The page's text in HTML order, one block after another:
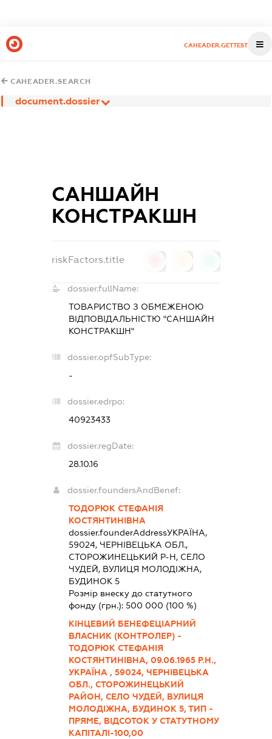
CAHEADER.GETTEST
CAHEADER.SEARCH
document.dossier
САНШАЙН
КОНСТРАКШН
riskFactors.title
dossier.fullName:
ТОВАРИСТВО З ОБМЕЖЕНОЮ
ВІДПОВІДАЛЬНІСТЮ "САНШАЙН
КОНСТРАКШН"
dossier.opfSubType:
-
dossier.edrpo:
40923433
dossier.regDate:
28.10.16
dossier.foundersAndBenef:
ТОДОРЮК СТЕФАНІЯ
КОСТЯНТИНІВНА
dossier.founderAddressУКРАЇНА,
59024, ЧЕРНІВЕЦЬКА ОБЛ.,
СТОРОЖИНЕЦЬКИЙ Р-Н, СЕЛО
ЧУДЕЙ, ВУЛИЦЯ МОЛОДІЖНА,
БУДИНОК 5
Розмір внеску до статутного
фонду (грн.):500 000 (100 %)
КІНЦЕВИЙ БЕНЕФЕЦІАРНИЙ
ВЛАСНИК (КОНТРОЛЕР) -
ТОДОРЮК СТЕФАНІЯ
КОСТЯНТИНІВНА, 09.06.1965 Р.Н.,
УКРАЇНА , 59024, ЧЕРНІВЕЦЬКА
ОБЛ., СТОРОЖИНЕЦЬКИЙ
РАЙОН, СЕЛО ЧУДЕЙ, ВУЛИЦЯ
МОЛОДІЖНА, БУДИНОК 5, ТИП -
ПРЯМЕ, ВІДСОТОК У СТАТУТНОМУ
КАПІТАЛІ-100,00